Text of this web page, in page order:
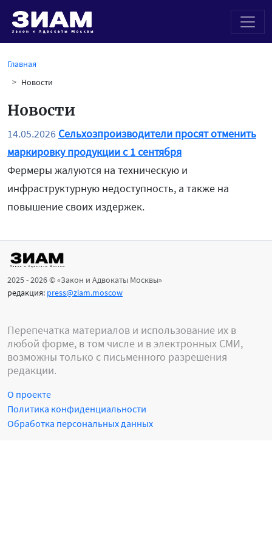
Главная
Новости
Новости
14.05.2026 Сельхозпроизводители просят отменить
маркировку продукции с 1 сентября
Фермеры жалуются на техническую и
инфраструктурную недоступность, а также на
повышение своих издержек.
2025 - 2026 © «Закон и Адвокаты Москвы»
редакция: press@ziam.moscow
Перепечатка материалов и использование их в
любой форме, в том числе и в электронных СМИ,
возможны только с письменного разрешения
редакции.
О проекте
Политика конфиденциальности
Обработка персональных данных